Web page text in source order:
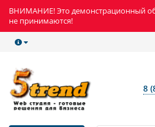
ВНИМАНИЕ! Это демонстрационный
не принимаются!
8